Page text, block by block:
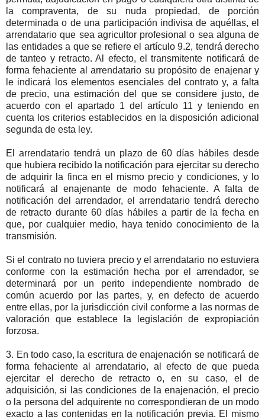
la compraventa, de su nuda propiedad, de porción
determinada o de una participación indivisa de aquéllas, el
arrendatario que sea agricultor profesional o sea alguna de
las entidades a que se refiere el artículo 9.2, tendrá derecho
de tanteo y retracto. Al efecto, el transmitente notificará de
forma fehaciente al arrendatario su propósito de enajenar y
le indicará los elementos esenciales del contrato y, a falta
de precio, una estimación del que se considere justo, de
acuerdo con el apartado 1 del artículo 11 y teniendo en
cuenta los criterios establecidos en la disposición adicional
segunda de esta ley.
El arrendatario tendrá un plazo de 60 días hábiles desde
que hubiera recibido la notificación para ejercitar su derecho
de adquirir la finca en el mismo precio y condiciones, y lo
notificará al enajenante de modo fehaciente. A falta de
notificación del arrendador, el arrendatario tendrá derecho
de retracto durante 60 días hábiles a partir de la fecha en
que, por cualquier medio, haya tenido conocimiento de la
transmisión.
Si el contrato no tuviera precio y el arrendatario no estuviera
conforme con la estimación hecha por el arrendador, se
determinará por un perito independiente nombrado de
común acuerdo por las partes, y, en defecto de acuerdo
entre ellas, por la jurisdicción civil conforme a las normas de
valoración que establece la legislación de expropiación
forzosa.
3. En todo caso, la escritura de enajenación se notificará de
forma fehaciente al arrendatario, al efecto de que pueda
ejercitar el derecho de retracto o, en su caso, el de
adquisición, si las condiciones de la enajenación, el precio
o la persona del adquirente no correspondieran de un modo
exacto a las contenidas en la notificación previa. El mismo